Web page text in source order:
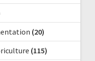
(20)
(115)